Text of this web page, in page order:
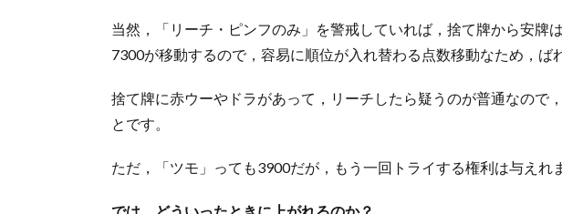
当然，「リーチ・ピンフのみ」を警戒していれば，捨て牌から安牌
7300が移動するので，容易に順位が入れ替わる点数移動なため，ば
捨て牌に赤ウーやドラがあって，リーチしたら疑うのが普通なので
とです。
ただ，「ツモ」っても3900だが，もう一回トライする権利は与えれ